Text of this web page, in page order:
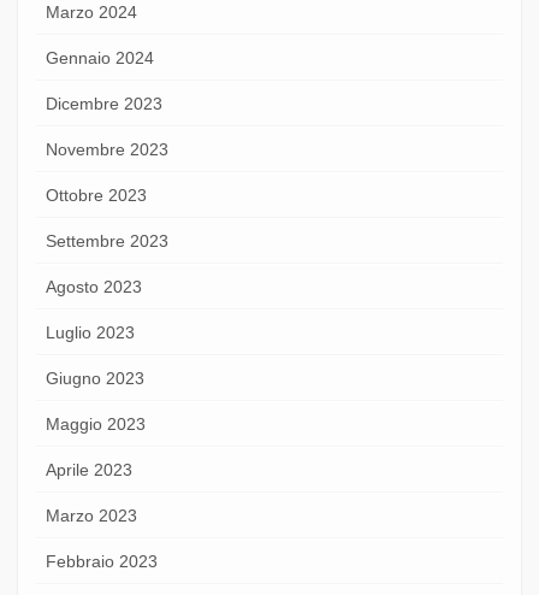
Marzo 2024
Gennaio 2024
Dicembre 2023
Novembre 2023
Ottobre 2023
Settembre 2023
Agosto 2023
Luglio 2023
Giugno 2023
Maggio 2023
Aprile 2023
Marzo 2023
Febbraio 2023